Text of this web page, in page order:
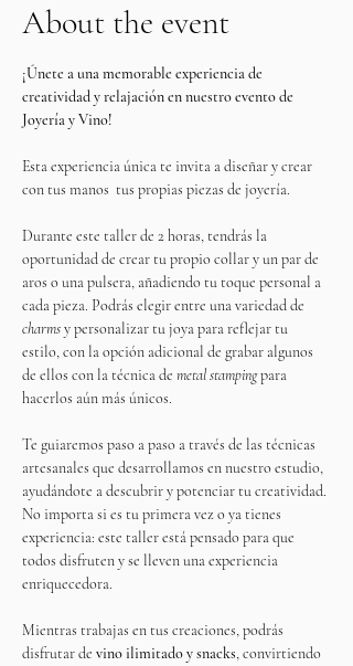
About the event
¡Únete a una memorable experiencia de
creatividad y relajación en nuestro evento de
Joyería y Vino!
Esta experiencia única te invita a diseñar y crear
con tus manos  tus propias piezas de joyería.
Durante este taller de 2 horas, tendrás la
oportunidad de crear tu propio collar y un par de
aros o una pulsera, añadiendo tu toque personal a
cada pieza. Podrás elegir entre una variedad de
charms y personalizar tu joya para reflejar tu
estilo, con la opción adicional de grabar algunos
de ellos con la técnica de metal stamping para
hacerlos aún más únicos.
Te guiaremos paso a paso a través de las técnicas
artesanales que desarrollamos en nuestro estudio,
ayudándote a descubrir y potenciar tu creatividad.
No importa si es tu primera vez o ya tienes
experiencia: este taller está pensado para que
todos disfruten y se lleven una experiencia
enriquecedora.
Mientras trabajas en tus creaciones, podrás
disfrutar de vino ilimitado y snacks, convirtiendo